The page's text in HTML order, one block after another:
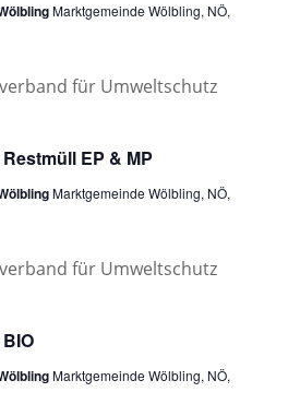
Marktgemeinde Wölbling, NÖ,
EP & MP
Marktgemeinde Wölbling, NÖ,
Marktgemeinde Wölbling, NÖ,